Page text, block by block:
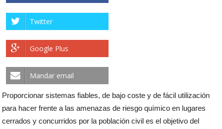
Twitter
Google Plus
Mandar email
Proporcionar sistemas fiables, de bajo coste y de fácil utilización
para hacer frente a las amenazas de riesgo químico en lugares
cerrados y concurridos por la población civil es el objetivo del